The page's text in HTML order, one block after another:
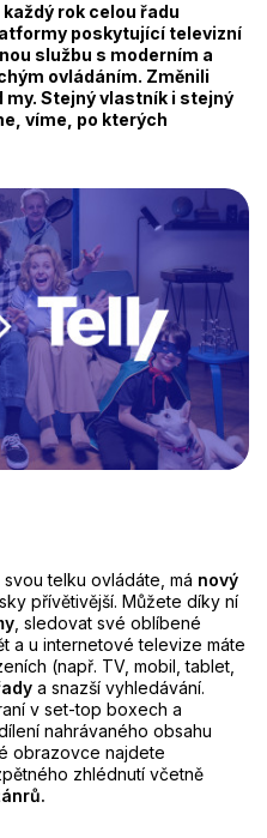
rok celou řadu
poskytující televizní
službu s moderním a
ovládáním. Změnili
my. Stejný vlastník i stejný
víme, po kterých
telku ovládáte, má nový
přívětivější. Můžete díky ní
, sledovat své oblíbené
a u internetové televize máte
(např. TV, mobil, tablet,
a snazší vyhledávání.
v set-top boxech a
nahrávaného obsahu
obrazovce najdete
zhlédnutí včetně